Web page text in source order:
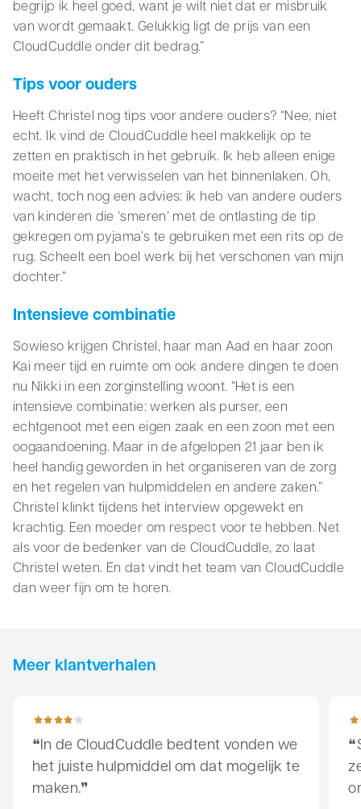
begrijp ik heel goed, want je wilt niet dat er misbruik
van wordt gemaakt. Gelukkig ligt de prijs van een
CloudCuddle onder dit bedrag.”
Tips voor ouders
Heeft Christel nog tips voor andere ouders? “Nee, niet
echt. Ik vind de CloudCuddle heel makkelijk op te
zetten en praktisch in het gebruik. Ik heb alleen enige
moeite met het verwisselen van het binnenlaken. Oh,
wacht, toch nog een advies: ik heb van andere ouders
van kinderen die ‘smeren’ met de ontlasting de tip
gekregen om pyjama’s te gebruiken met een rits op de
rug. Scheelt een boel werk bij het verschonen van mijn
dochter.”
Intensieve combinatie
Sowieso krijgen Christel, haar man Aad en haar zoon
Kai meer tijd en ruimte om ook andere dingen te doen
nu Nikki in een zorginstelling woont. “Het is een
intensieve combinatie: werken als purser, een
echtgenoot met een eigen zaak en een zoon met een
oogaandoening. Maar in de afgelopen 21 jaar ben ik
heel handig geworden in het organiseren van de zorg
en het regelen van hulpmiddelen en andere zaken.”
Christel klinkt tijdens het interview opgewekt en
krachtig. Een moeder om respect voor te hebben. Net
als voor de bedenker van de CloudCuddle, zo laat
Christel weten. En dat vindt het team van CloudCuddle
dan weer fijn om te horen.
Meer klantverhalen
In de CloudCuddle bedtent vonden we
het juiste hulpmiddel om dat mogelijk te
maken.